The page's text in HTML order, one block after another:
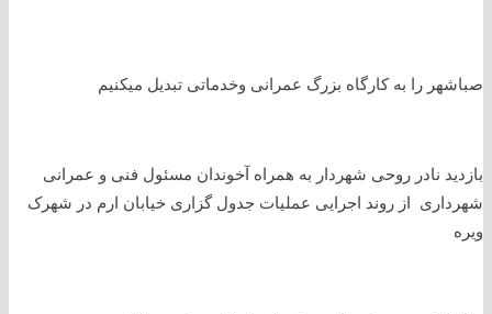
صباشهر را به کارگاه بزرگ عمرانی وخدماتی تبدیل میکنیم
بازدید نادر روحی شهردار به همراه آخوندان مسئول فنی و عمرانی
شهرداری از روند اجرایی عملیات جدول گزاری خیابان ارم در شهرک
ویره